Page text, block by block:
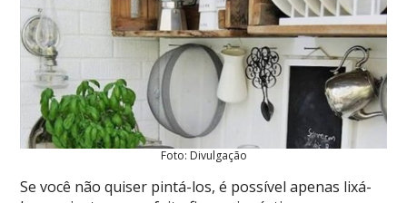
Foto: Divulgação
Se você não quiser pintá-los, é possível apenas lixá-